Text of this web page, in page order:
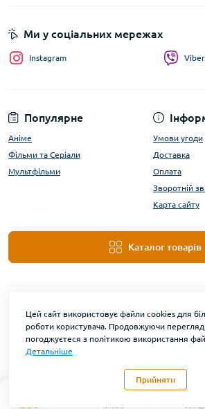
Каталог Головна
Популярне
Аніме
Фільми та Серіали
Мультфільми
Умови угоди
Доставка
Оплата
Зворотній
Карта сайту
Каталог товарів
Ми у соціальних мережах
Instagram Viber
Цей сайт використовує файли cookies для
роботи користувача. Продовжуючи перегляд
погоджуєтеся з політикою використання
Детальніше
Прийняти